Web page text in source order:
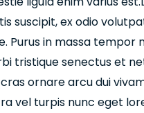
suscipit, ex odio
Purus in massa tempor
tristique senectus et
ornare arcu dui
vel turpis nunc eget